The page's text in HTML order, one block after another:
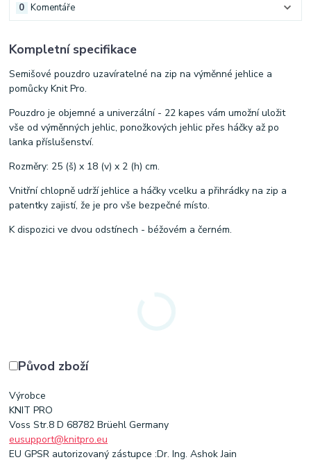
Komentáře
0
Kompletní specifikace
Semišové pouzdro uzavíratelné na zip na výměnné jehlice a
pomůcky Knit Pro.
Pouzdro je objemné a univerzální - 22 kapes vám umožní uložit
vše od výměnných jehlic, ponožkových jehlic přes háčky až po
lanka příslušenství.
Rozměry: 25 (š) x 18 (v) x 2 (h) cm.
Vnitřní chlopně udrží jehlice a háčky vcelku a přihrádky na zip a
patentky zajistí, že je pro vše bezpečné místo.
K dispozici ve dvou odstínech - béžovém a černém.
Původ zboží
Výrobce
KNIT PRO
Voss Str.8 D 68782 Brüehl Germany
eusupport@knitpro.eu
EU GPSR autorizovaný zástupce :Dr. Ing. Ashok Jain